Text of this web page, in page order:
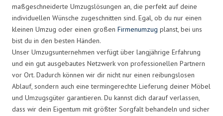
maßgeschneiderte Umzugslösungen an, die perfekt auf deine
individuellen Wünsche zugeschnitten sind. Egal, ob du nur einen
kleinen Umzug oder einen großen Firmenumzug planst, bei uns
bist du in den besten Händen.
Unser Umzugsunternehmen verfügt über langjährige Erfahrung
und ein gut ausgebautes Netzwerk von professionellen Partnern
vor Ort. Dadurch können wir dir nicht nur einen reibungslosen
Ablauf, sondern auch eine termingerechte Lieferung deiner Möbel
und Umzugsgüter garantieren. Du kannst dich darauf verlassen,
dass wir dein Eigentum mit größter Sorgfalt behandeln und sicher